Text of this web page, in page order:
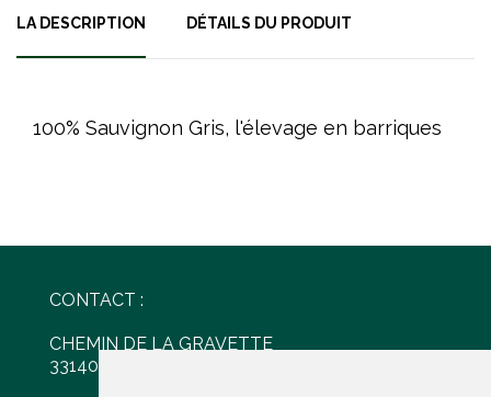
LA DESCRIPTION DÉTAILS DU PRODUIT
100% Sauvignon Gris, l'élevage en barriques
CONTACT :
CHEMIN DE LA GRAVETTE
33140 VILLENAVE D'ORNON